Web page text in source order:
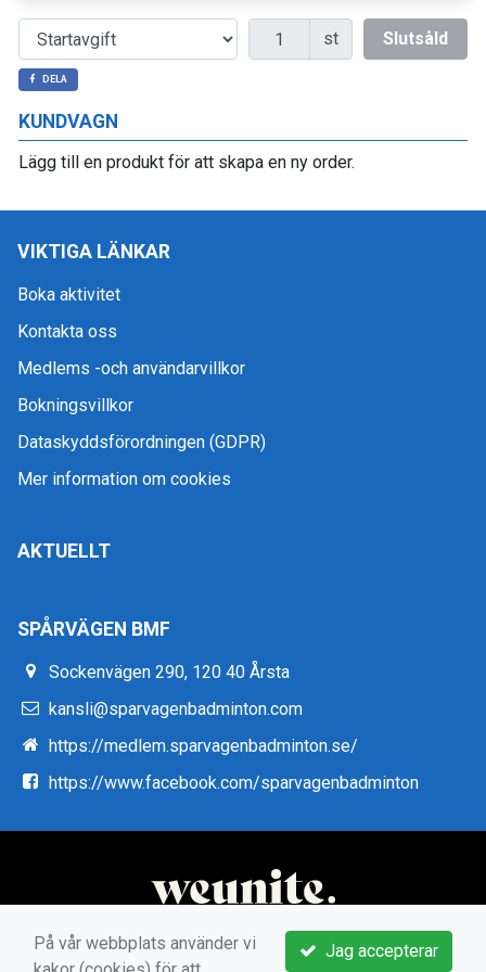
KUNDVAGN
Lägg till en produkt för att skapa en ny order.
Antal st Slutsåld
DELA
VIKTIGA LÄNKAR
Boka aktivitet
Kontakta oss
Medlems -och användarvillkor
Bokningsvillkor
Dataskyddsförordningen (GDPR)
Mer information om cookies
AKTUELLT
SPÅRVÄGEN BMF
Sockenvägen 290, 120 40 Årsta
kansli@sparvagenbadminton.com
https://medlem.sparvagenbadminton.se/
https://www.facebook.com/sparvagenbadminton
Jag accepterar
På vår webbplats använder vi